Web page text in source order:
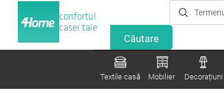
confortul
casei tale
Textile casă Mobilier Decorațiuni